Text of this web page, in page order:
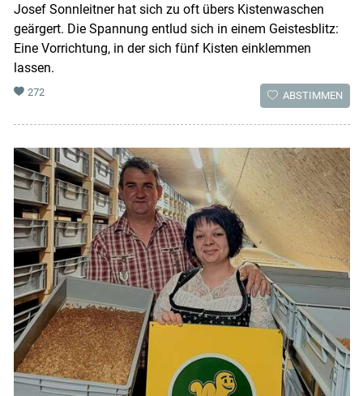
Josef Sonnleitner hat sich zu oft übers Kistenwaschen
geärgert. Die Spannung entlud sich in einem Geistesblitz:
Eine Vorrichtung, in der sich fünf Kisten einklemmen
lassen.
272 ABSTIMMEN